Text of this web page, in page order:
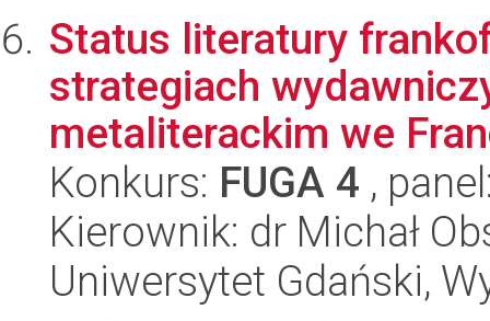
Status literatury
strategiach
metaliterackim we
Konkurs: FUGA 4 ,
Kierownik: dr Michał
Uniwersytet Gdański,